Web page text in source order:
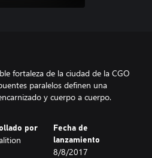
fortaleza de la ciudad de la CGO
paralelos definen una
y cuerpo a cuerpo.
por
Fecha de
lanzamiento
8/8/2017